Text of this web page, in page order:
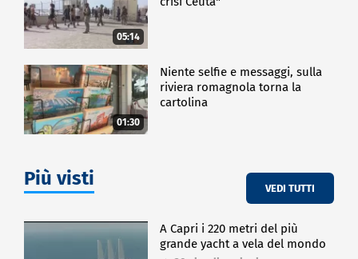
05:14
01:30
Niente selfie e messaggi, sulla
riviera romagnola torna la
cartolina
Più visti VEDI TUTTI
A Capri i 220 metri del più
grande yacht a vela del mondo